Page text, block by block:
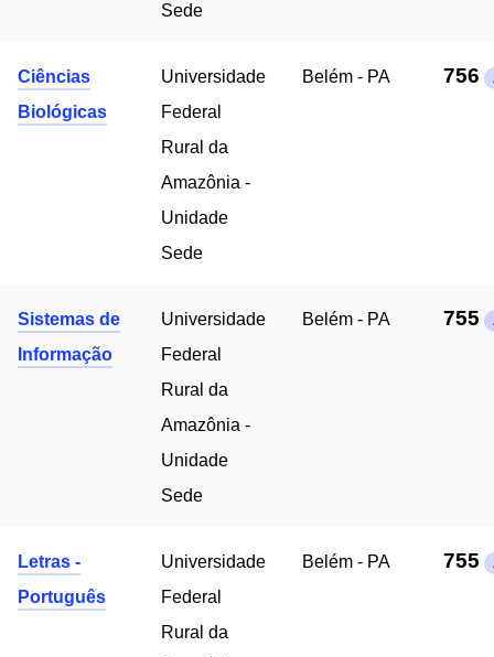
Sede
Ciências
Biológicas
Universidade
Federal
Rural da
Amazônia -
Unidade
Sede
Belém - PA 756
Sistemas de
Informação
Universidade
Federal
Rural da
Amazônia -
Unidade
Sede
Belém - PA 755
Letras -
Português
Universidade
Federal
Rural da
Belém - PA 755